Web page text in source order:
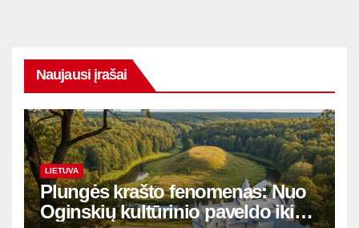
Naujausi įrašai
LIETUVA
Plungės krašto fenomenas: Nuo
Oginskių kultūrinio paveldo iki